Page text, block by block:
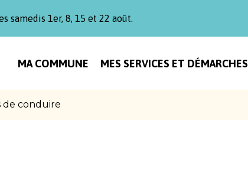
samedis 1er, 8, 15 et 22 août.
MA COMMUNE MES SERVICES ET DÉMARCHES
de conduire